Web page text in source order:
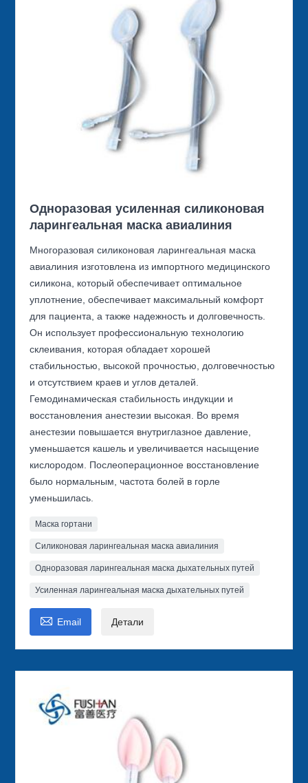
Одноразовая усиленная силиконовая
ларингеальная маска авиалиния
Многоразовая силиконовая ларингеальная маска
авиалиния изготовлена из импортного медицинского
силикона, который обеспечивает оптимальное
уплотнение, обеспечивает максимальный комфорт
для пациента, а также надежность и долговечность.
Он использует профессиональную технологию
склеивания, которая обладает хорошей
стабильностью, высокой прочностью, долговечностью
и отсутствием краев и углов деталей.
Гемодинамическая стабильность индукции и
восстановления анестезии высокая. Во время
анестезии повышается внутриглазное давление,
уменьшается кашель и увеличивается насыщение
кислородом. Послеоперационное восстановление
было нормальным, частота болей в горле
уменьшилась.
Маска гортани
Силиконовая ларингеальная маска авиалиния
Одноразовая ларингеальная маска дыхательных путей
Усиленная ларингеальная маска дыхательных путей
 Email Детали